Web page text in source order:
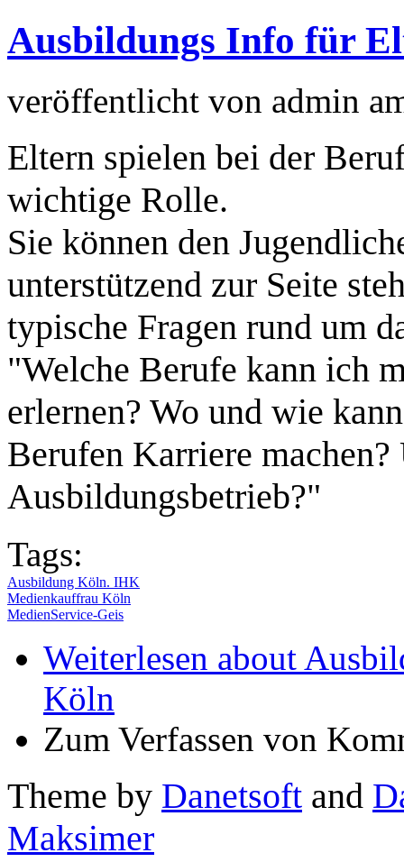
Ausbildungs Info für
veröffentlicht von admin
Eltern spielen bei der
wichtige Rolle.
Sie können den
unterstützend zur Seite
typische Fragen rund um
"Welche Berufe kann ich
erlernen? Wo und wie
Berufen Karriere
Ausbildungsbetrieb?"
Tags:
Ausbildung Köln. IHK
Medienkauffrau Köln
MedienService-Geis
Weiterlesen about
Köln
Zum Verfassen von
Theme by Danetsoft and
Maksimer